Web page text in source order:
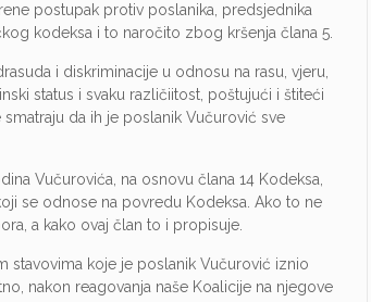
postupak protiv poslanika, predsjednika
kodeksa i to naročito zbog kršenja člana 5.
i diskriminacije u odnosu na rasu, vjeru,
status i svaku različiitost, poštujući i štiteći
da ih je poslanik Vučurović sve
Vučurovića, na osnovu člana 14 Kodeksa,
se odnose na povredu Kodeksa. Ako to ne
a kako ovaj član to i propisuje.
stavovima koje je poslanik Vučurović iznio
nakon reagovanja naše Koalicije na njegove